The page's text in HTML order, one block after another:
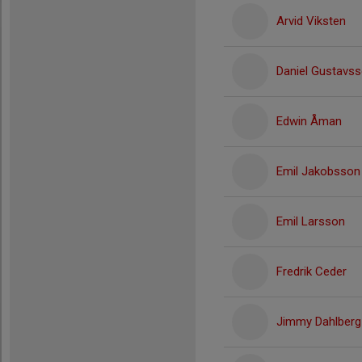
Arvid Viksten
Daniel
Edwin Åman
Emil Jakobsson
Emil Larsson
Fredrik Ceder
Jimmy Dahlberg